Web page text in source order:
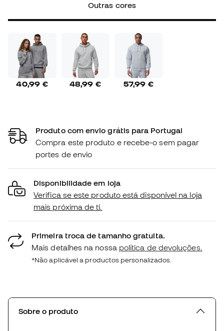
Outras cores
40,99 € 48,99 € 57,99 €
Produto com envio grátis para Portugal
Compra este produto e recebe-o sem pagar
portes de envio
Disponibilidade em loja
Verifica se este produto está disponível na loja
mais próxima de ti.
Primeira troca de tamanho gratuita.
Mais detalhes na nossa política de devoluções.
*Não aplicável a productos personalizados.
Sobre o produto